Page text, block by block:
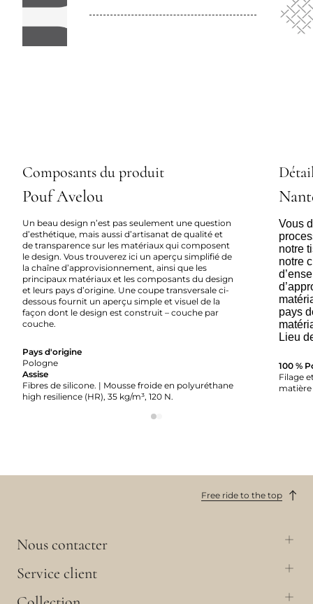
Composants du produit
Pouf Avelou
Un beau design n’est pas seulement une question
d’esthétique, mais aussi d’artisanat de qualité et
de transparence sur les matériaux qui composent
le design. Vous trouverez ici un aperçu simplifié de
la chaîne d’approvisionnement, ainsi que les
principaux matériaux et les composants du design
et leurs pays d’origine. Une coupe transversale ci-
dessous fournit un aperçu simple et visuel de la
façon dont le design est construit – couche par
couche.
Pays d'origine
Pologne
Assise
Fibres de silicone. | Mousse froide en polyuréthane
high resilience (HR), 35 kg/m³, 120 N.
Vous
notre
notre
pays
Lieu
100 %
Filage
matière
Free ride to the top
Nous contacter
Service client